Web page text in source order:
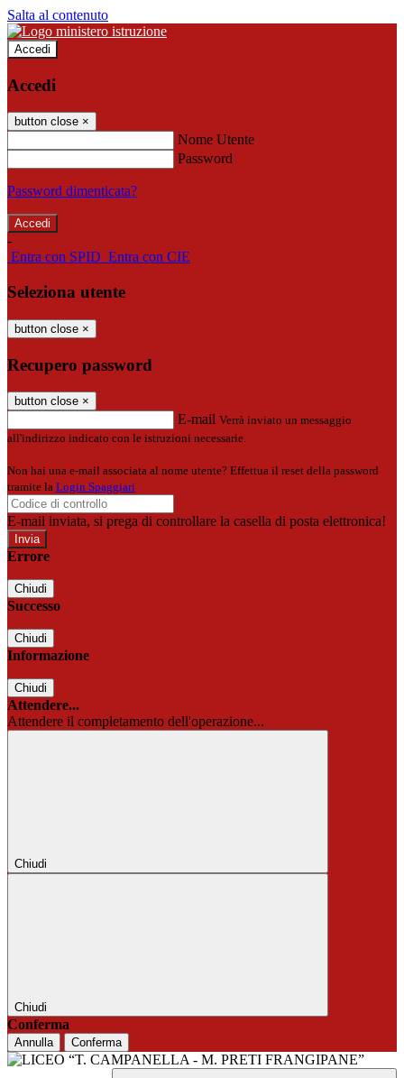
Salta al contenuto
Accedi
Accedi
button close ×
Nome Utente
Password
Password dimenticata?
-
Entra con SPID Entra con CIE
Seleziona utente
button close ×
Recupero password
button close ×
E-mail Verrà inviato un messaggio
all'indirizzo indicato con le istruzioni necessarie.
Non hai una e-mail associata al nome utente? Effettua il reset della password
tramite la Login Spaggiari
E-mail inviata, si prega di controllare la casella di posta elettronica!
Errore
Chiudi
Successo
Chiudi
Informazione
Chiudi
Attendere...
Attendere il completamento dell'operazione...
Chiudi
Chiudi
Conferma
Annulla Conferma